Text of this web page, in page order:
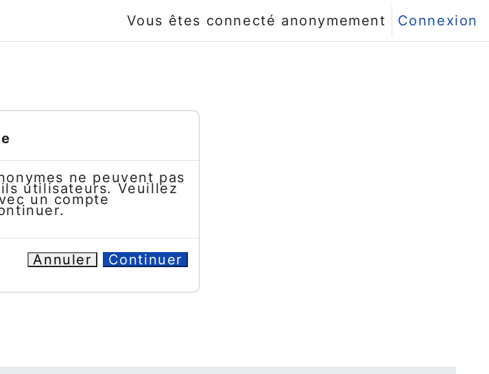
Vous êtes connecté anonymement Connexion
ne peuvent pas
utilisateurs. Veuillez
un compte
Annuler Continuer